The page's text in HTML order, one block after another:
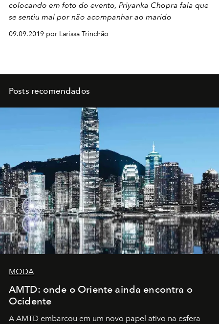
colocando em foto do evento, Priyanka Chopra fala que
se sentiu mal por não acompanhar ao marido
09.09.2019 por Larissa Trinchão
Posts recomendados
MODA
AMTD: onde o Oriente ainda encontra o
Ocidente
A AMTD embarcou em um novo papel ativo na esfera